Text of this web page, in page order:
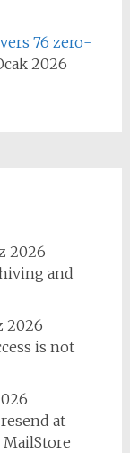
76 zero-
2026
2026
and
2026
is not
at
MailStore